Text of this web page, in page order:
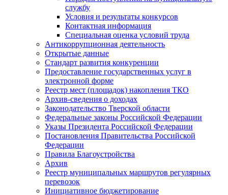
службу
Условия и результаты конкурсов
Контактная информация
Специальная оценка условий труда
Антикоррупционная деятельность
Открытые данные
Стандарт развития конкуренции
Предоставление государственных услуг в
электронной форме
Реестр мест (площадок) накопления ТКО
Архив-сведения о доходах
Законодательство Тверской области
Федеральные законы Российской Федерации
Указы Президента Российской Федерации
Постановления Правительства Российской
Федерации
Правила Благоустройства
Архив
Реестр муниципальных маршрутов регулярных
перевозок
Инициативное бюджетирование